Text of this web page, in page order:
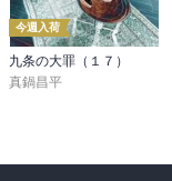
今週入荷
九条の大罪（１７）
真鍋昌平